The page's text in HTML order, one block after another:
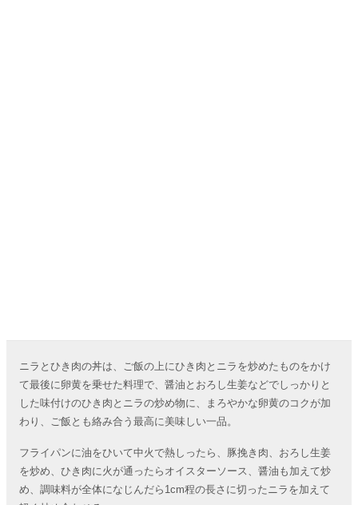
ニラとひき肉の丼は、ご飯の上にひき肉とニラを炒めたものをかけ
て最後に卵黄を乗せた料理で、醤油とおろし生姜などでしっかりと
した味付けのひき肉とニラの炒め物に、まろやかな卵黄のコクが加
わり、ご飯とも絡み合う最高に美味しい一品。
フライパンに油をひいて中火で熱しったら、豚挽き肉、おろし生姜
を炒め、ひき肉に火が通ったらオイスターソース、醤油も加えて炒
め、調味料が全体になじんだら1cm程の長さに切ったニラを加えて